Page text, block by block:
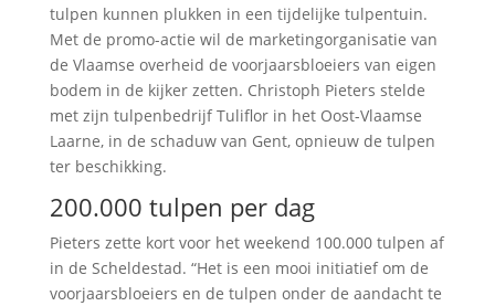
tulpen kunnen plukken in een tijdelijke tulpentuin.
Met de promo-actie wil de marketingorganisatie van
de Vlaamse overheid de voorjaarsbloeiers van eigen
bodem in de kijker zetten. Christoph Pieters stelde
met zijn tulpenbedrijf Tuliflor in het Oost-Vlaamse
Laarne, in de schaduw van Gent, opnieuw de tulpen
ter beschikking.
200.000 tulpen per dag
Pieters zette kort voor het weekend 100.000 tulpen af
in de Scheldestad. “Het is een mooi initiatief om de
voorjaarsbloeiers en de tulpen onder de aandacht te